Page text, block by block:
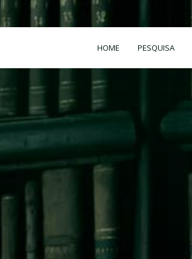
HOME PESQUISA